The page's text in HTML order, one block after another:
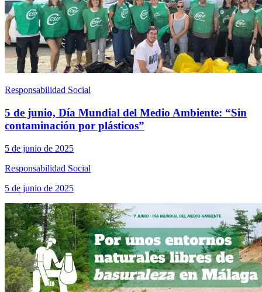
Responsabilidad Social
5 de junio, Día Mundial del Medio Ambiente: “Sin
contaminación por plásticos”
5 de junio de 2025
Responsabilidad Social
5 de junio de 2025